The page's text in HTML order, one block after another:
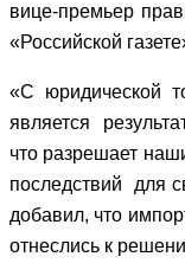
вице-премьер
«Российской
«С юридической
является
что разрешает
последствий для
добавил, что
отнеслись к